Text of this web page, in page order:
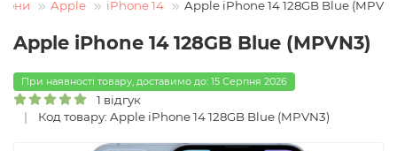
Apple iPhone 14 Apple iPhone 14 128GB Blue
Apple iPhone 14 128GB Blue (MPVN3)
При наявності товару, доставимо до: 15 Серпня 2026
1 відгук
Код товару: Apple iPhone 14 128GB Blue (MPVN3)